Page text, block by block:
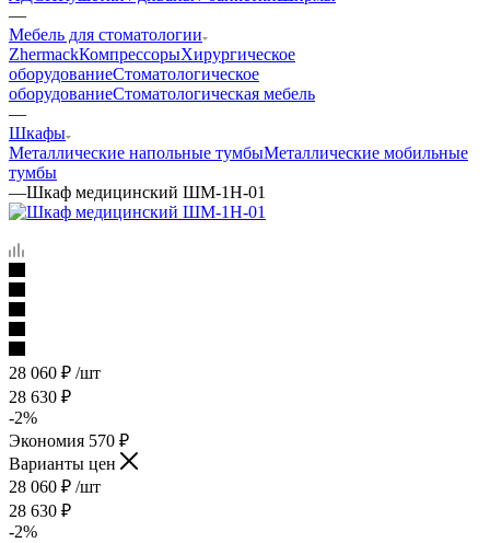
—
Мебель для стоматологии
ZhermackКомпрессорыХирургическое
оборудованиеСтоматологическое
оборудованиеСтоматологическая мебель
—
Шкафы
Металлические напольные тумбыМеталлические мобильные
тумбы
—Шкаф медицинский ШМ-1Н-01
28 060 ₽ /шт
28 630 ₽
-2%
Экономия 570 ₽
Варианты цен
28 060 ₽ /шт
28 630 ₽
-2%